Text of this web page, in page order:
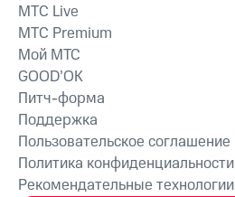
MTС Live
MTС Premium
Мой МТС
GOOD’OK
Питч-форма
Поддержка
Пользовательское соглашение
Политика конфиденциальности
Рекомендательные технологии